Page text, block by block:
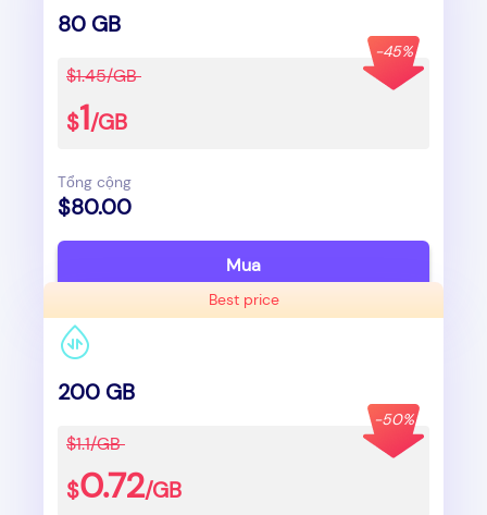
-45%
80 GB
$1.45/GB
$1/GB
Tổng cộng
$80.00
Mua
Best price
-50%
200 GB
$1.1/GB
$0.72/GB